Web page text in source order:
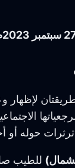
حوله أو
للطيب